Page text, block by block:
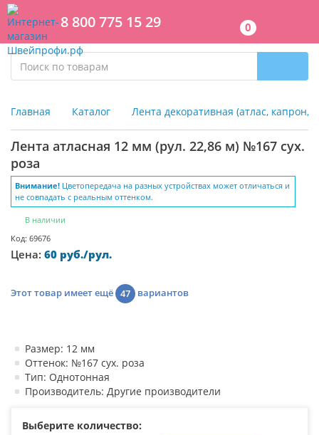
8 800 775 15 29 0
Главная Каталог Лента декоративная (атлас, капрон,
Лента атласная 12 мм (рул. 22,86 м) №167 сух.
роза
Внимание! Цветопередача на разных устройствах может отличаться и
не совпадать с реальным оттенком.
В наличии
Код: 69676
Цена: 60 руб./рул.
Этот товар имеет ещё 47 вариантов
Размер: 12 мм
Оттенок: №167 сух. роза
Тип: Однотонная
Производитель: Другие производители
Выберите количество: